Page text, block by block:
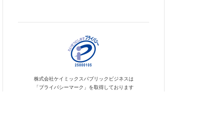
株式会社ケイミックスパブリックビジネスは
「プライバシーマーク」を取得しております